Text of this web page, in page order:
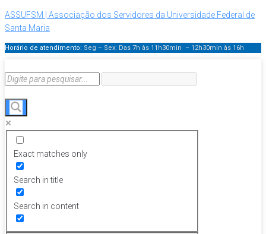
ASSUFSM | Associação dos Servidores da Universidade Federal de
Santa Maria
Horário de atendimento: Seg – Sex: Das 7h às 11h30min – 12h30min às 16h
Exact matches only
Search in title
Search in content